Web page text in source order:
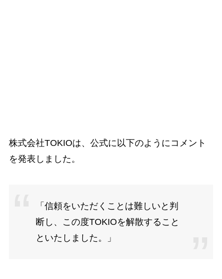
株式会社TOKIOは、公式に以下のようにコメント
を発表しました。
「信頼をいただくことは難しいと判
断し、この度TOKIOを解散すること
といたしました。」